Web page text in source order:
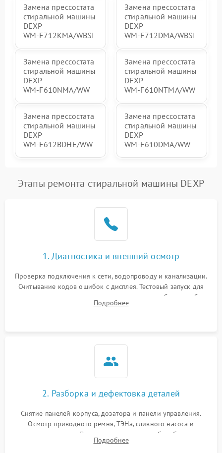
Замена прессостата
стиральной машины
DEXP
WM‑F712KMA/WBSI
Замена прессостата
стиральной машины
DEXP
WM‑F712DMA/WBSI
Замена прессостата
стиральной машины
DEXP
WM‑F610NMA/WW
Замена прессостата
стиральной машины
DEXP
WM‑F610NTMA/WW
Замена прессостата
стиральной машины
DEXP
WM‑F612BDHE/WW
Замена прессостата
стиральной машины
DEXP
WM‑F610DMA/WW
Этапы ремонта стиральной машины DEXP
1. Диагностика и внешний осмотр
Проверка подключения к сети, водопроводу и канализации.
Считывание кодов ошибок с дисплея. Тестовый запуск для
выявления посторонних шумов, протечек или сбоев в работе
электронного модуля управления.
Подробнее
2. Разборка и дефектовка деталей
Снятие панелей корпуса, дозатора и панели управления.
Осмотр приводного ремня, ТЭНа, сливного насоса и
амортизаторов. Проверка подшипников барабана и
крестовины на износ, а манжеты люка на разрывы.
Подробнее